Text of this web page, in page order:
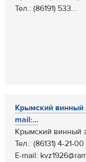
Тел.: (86191) 533...
Крымский винный
mail:...
Крымский винный
Тел.: (86131) 4-21-00
E-mail: